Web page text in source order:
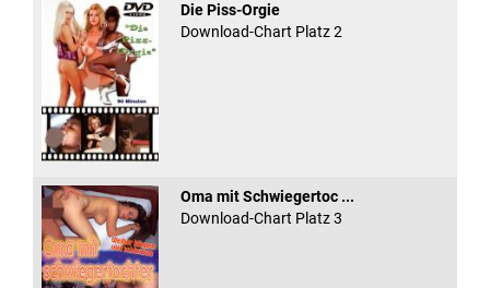
Die Piss-Orgie
Download-Chart Platz 2
Oma mit Schwiegertoc ...
Download-Chart Platz 3